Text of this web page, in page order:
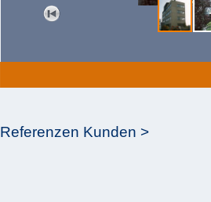
Referenzen Kunden >